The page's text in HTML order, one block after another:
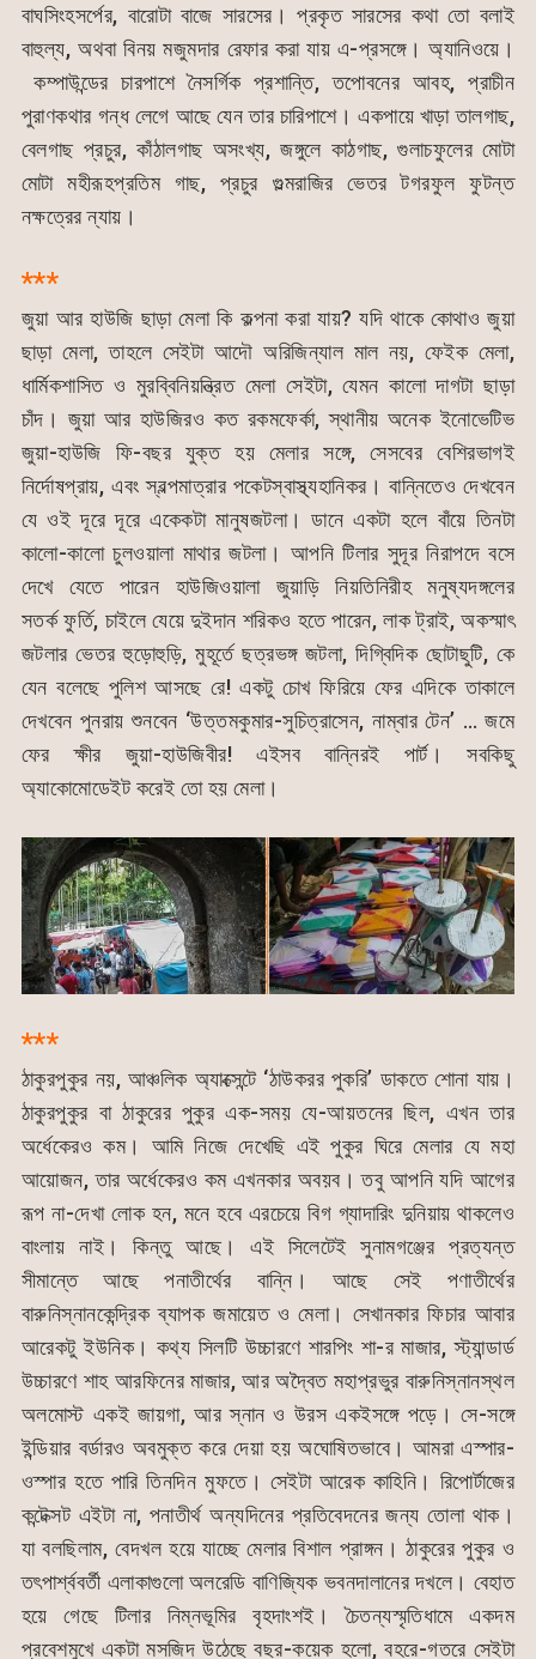
বাঘসিংহসর্পের, বারোটা বাজে সারসের। প্রকৃত সারসের কথা তো বলাই
বাহুল্য, অথবা বিনয় মজুমদার রেফার করা যায় এ-প্রসঙ্গে। অ্যানিওয়ে।
কম্পাউন্ডের চারপাশে নৈসর্গিক প্রশান্তি, তপোবনের আবহ, প্রাচীন
পুরাণকথার গন্ধ লেগে আছে যেন তার চারিপাশে। একপায়ে খাড়া তালগাছ,
বেলগাছ প্রচুর, কাঁঠালগাছ অসংখ্য, জঙ্গুলে কাঠগাছ, গুলাচফুলের মোটা
মোটা মহীরূহপ্রতিম গাছ, প্রচুর গুল্মরাজির ভেতর টগরফুল ফুটন্ত
নক্ষত্রের ন্যায়।
***
জুয়া আর হাউজি ছাড়া মেলা কি কল্পনা করা যায়? যদি থাকে কোথাও জুয়া
ছাড়া মেলা, তাহলে সেইটা আদৌ অরিজিন্যাল মাল নয়, ফেইক মেলা,
ধার্মিকশাসিত ও মুরব্বিনিয়ন্ত্রিত মেলা সেইটা, যেমন কালো দাগটা ছাড়া
চাঁদ। জুয়া আর হাউজিরও কত রকমফের্কা, স্থানীয় অনেক ইনোভেটিভ
জুয়া-হাউজি ফি-বছর যুক্ত হয় মেলার সঙ্গে, সেসবের বেশিরভাগই
নির্দোষপ্রায়, এবং স্বল্পমাত্রার পকেটস্বাস্থ্যহানিকর। বান্নিতেও দেখবেন
যে ওই দূরে দূরে একেকটা মানুষজটলা। ডানে একটা হলে বাঁয়ে তিনটা
কালো-কালো চুলওয়ালা মাথার জটলা। আপনি টিলার সুদূর নিরাপদে বসে
দেখে যেতে পারেন হাউজিওয়ালা জুয়াড়ি নিয়তিনিরীহ মনুষ্যদঙ্গলের
সতর্ক ফুর্তি, চাইলে যেয়ে দুইদান শরিকও হতে পারেন, লাক ট্রাই, অকস্মাৎ
জটলার ভেতর হুড়োহুড়ি, মুহূর্তে ছত্রভঙ্গ জটলা, দিগ্বিদিক ছোটাছুটি, কে
যেন বলেছে পুলিশ আসছে রে! একটু চোখ ফিরিয়ে ফের এদিকে তাকালে
দেখবেন পুনরায় শুনবেন ‘উত্তমকুমার-সুচিত্রাসেন, নাম্বার টেন’ … জমে
ফের ক্ষীর জুয়া-হাউজিবীর! এইসব বান্নিরই পার্ট। সবকিছু
অ্যাকোমোডেইট করেই তো হয় মেলা।
***
ঠাকুরপুকুর নয়, আঞ্চলিক অ্যাক্সেন্টে ‘ঠাউকরর পুকরি’ ডাকতে শোনা যায়।
ঠাকুরপুকুর বা ঠাকুরের পুকুর এক-সময় যে-আয়তনের ছিল, এখন তার
অর্ধেকেরও কম। আমি নিজে দেখেছি এই পুকুর ঘিরে মেলার যে মহা
আয়োজন, তার অর্ধেকেরও কম এখনকার অবয়ব। তবু আপনি যদি আগের
রূপ না-দেখা লোক হন, মনে হবে এরচেয়ে বিগ গ্যাদারিং দুনিয়ায় থাকলেও
বাংলায় নাই। কিন্তু আছে। এই সিলেটেই সুনামগঞ্জের প্রত্যন্ত
সীমান্তে আছে পনাতীর্থের বান্নি। আছে সেই পণাতীর্থের
বারুনিস্নানকেন্দ্রিক ব্যাপক জমায়েত ও মেলা। সেখানকার ফিচার আবার
আরেকটু ইউনিক। কথ্য সিলটি উচ্চারণে শারপিং শা-র মাজার, স্ট্যান্ডার্ড
উচ্চারণে শাহ আরফিনের মাজার, আর অদ্বৈত মহাপ্রভুর বারুনিস্নানস্থল
অলমোস্ট একই জায়গা, আর স্নান ও উরস একইসঙ্গে পড়ে। সে-সঙ্গে
ইন্ডিয়ার বর্ডারও অবমুক্ত করে দেয়া হয় অঘোষিতভাবে। আমরা এস্পার-
ওস্পার হতে পারি তিনদিন মুফতে। সেইটা আরেক কাহিনি। রিপোর্টাজের
কন্টেক্সট এইটা না, পনাতীর্থ অন্যদিনের প্রতিবেদনের জন্য তোলা থাক।
যা বলছিলাম, বেদখল হয়ে যাচ্ছে মেলার বিশাল প্রাঙ্গন। ঠাকুরের পুকুর ও
তৎপার্শ্ববর্তী এলাকাগুলো অলরেডি বাণিজ্যিক ভবনদালানের দখলে। বেহাত
হয়ে গেছে টিলার নিম্নভূমির বৃহদাংশই। চৈতন্যস্মৃতিধামে একদম
প্রবেশমুখে একটা মসজিদ উঠেছে বছর-কয়েক হলো, বহরে-গতরে সেইটা